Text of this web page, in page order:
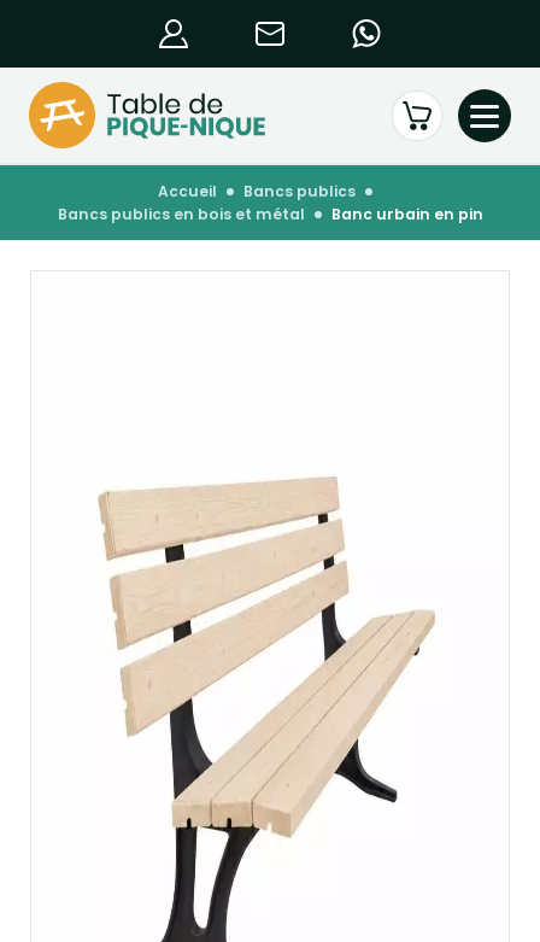
accueil
bancs publics
bancs publics en bois et métal
banc urbain en pin